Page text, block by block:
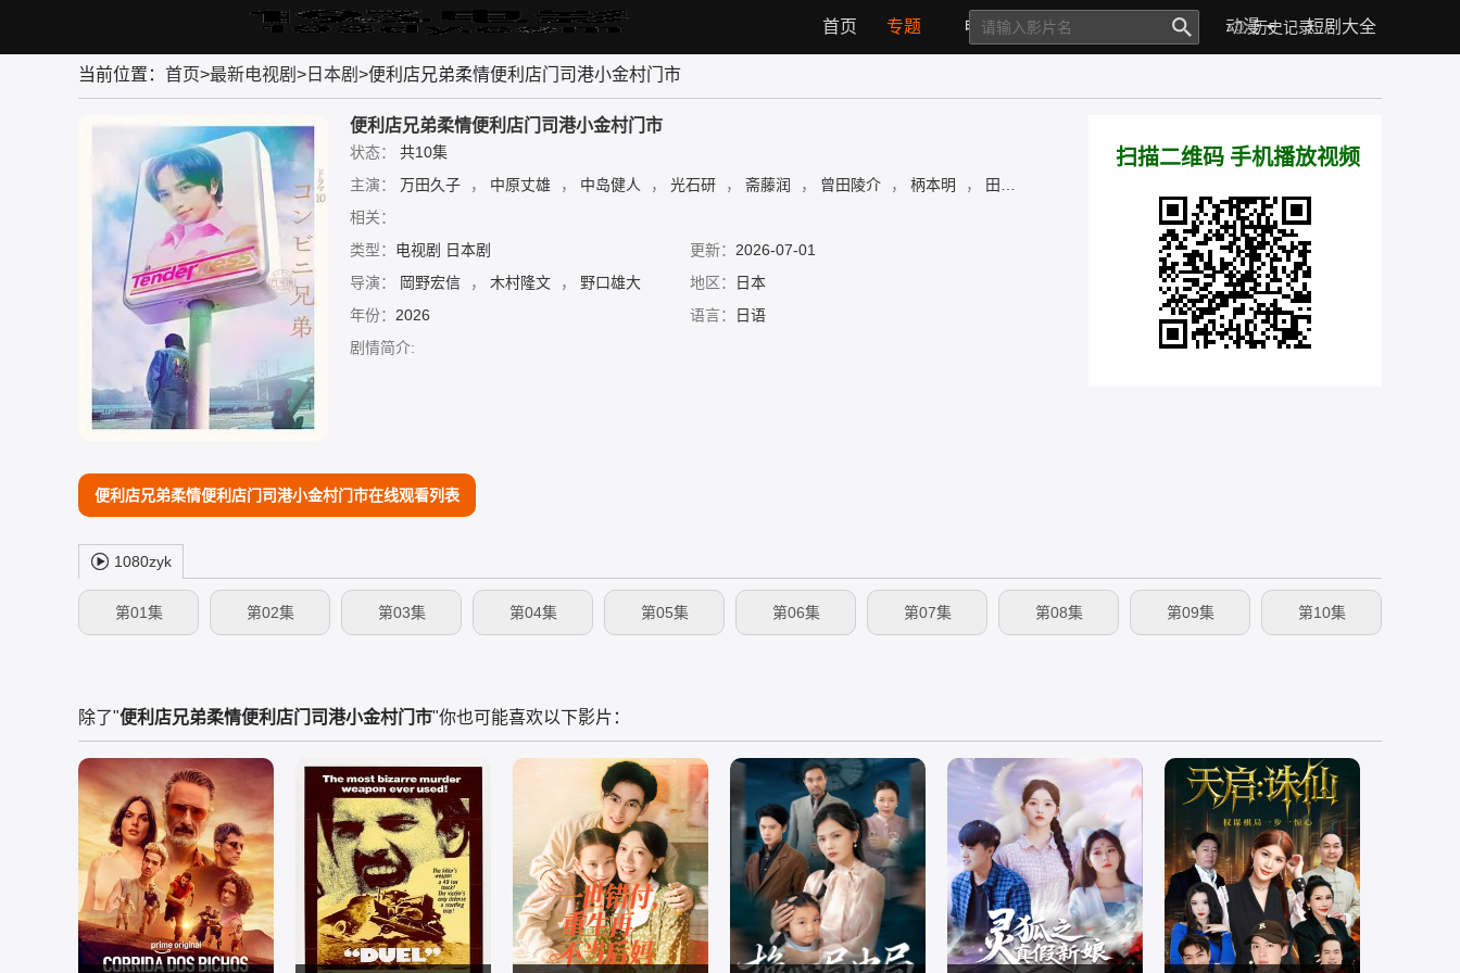
首页 专题 电影 电视剧 综艺 动漫 短剧大全
历史记录
当前位置： 首页>最新电视剧 > 日本剧 >便利店兄弟柔情便利店门司港小金村门市
便利店兄弟柔情便利店门司港小金村门市
状态：
共10集
主演：
万田久子 ， 中原丈雄 ， 中岛健人 ， 光石研 ， 斋藤润 ， 曾田陵介 ， 柄本明 ， 田中丽奈
相关：
类型： 电视剧 日本剧 更新： 2026-07-01
导演：
岡野宏信 ， 木村隆文 ， 野口雄大 地区：
日本
年份： 2026 语言：
日语
剧情简介:
扫描二维码 手机播放视频
便利店兄弟柔情便利店门司港小金村门市在线观看列表
1080zyk
第01集 第02集 第03集 第04集 第05集 第06集 第07集 第08集 第09集 第10集
除了"便利店兄弟柔情便利店门司港小金村门市"你也可能喜欢以下影片：